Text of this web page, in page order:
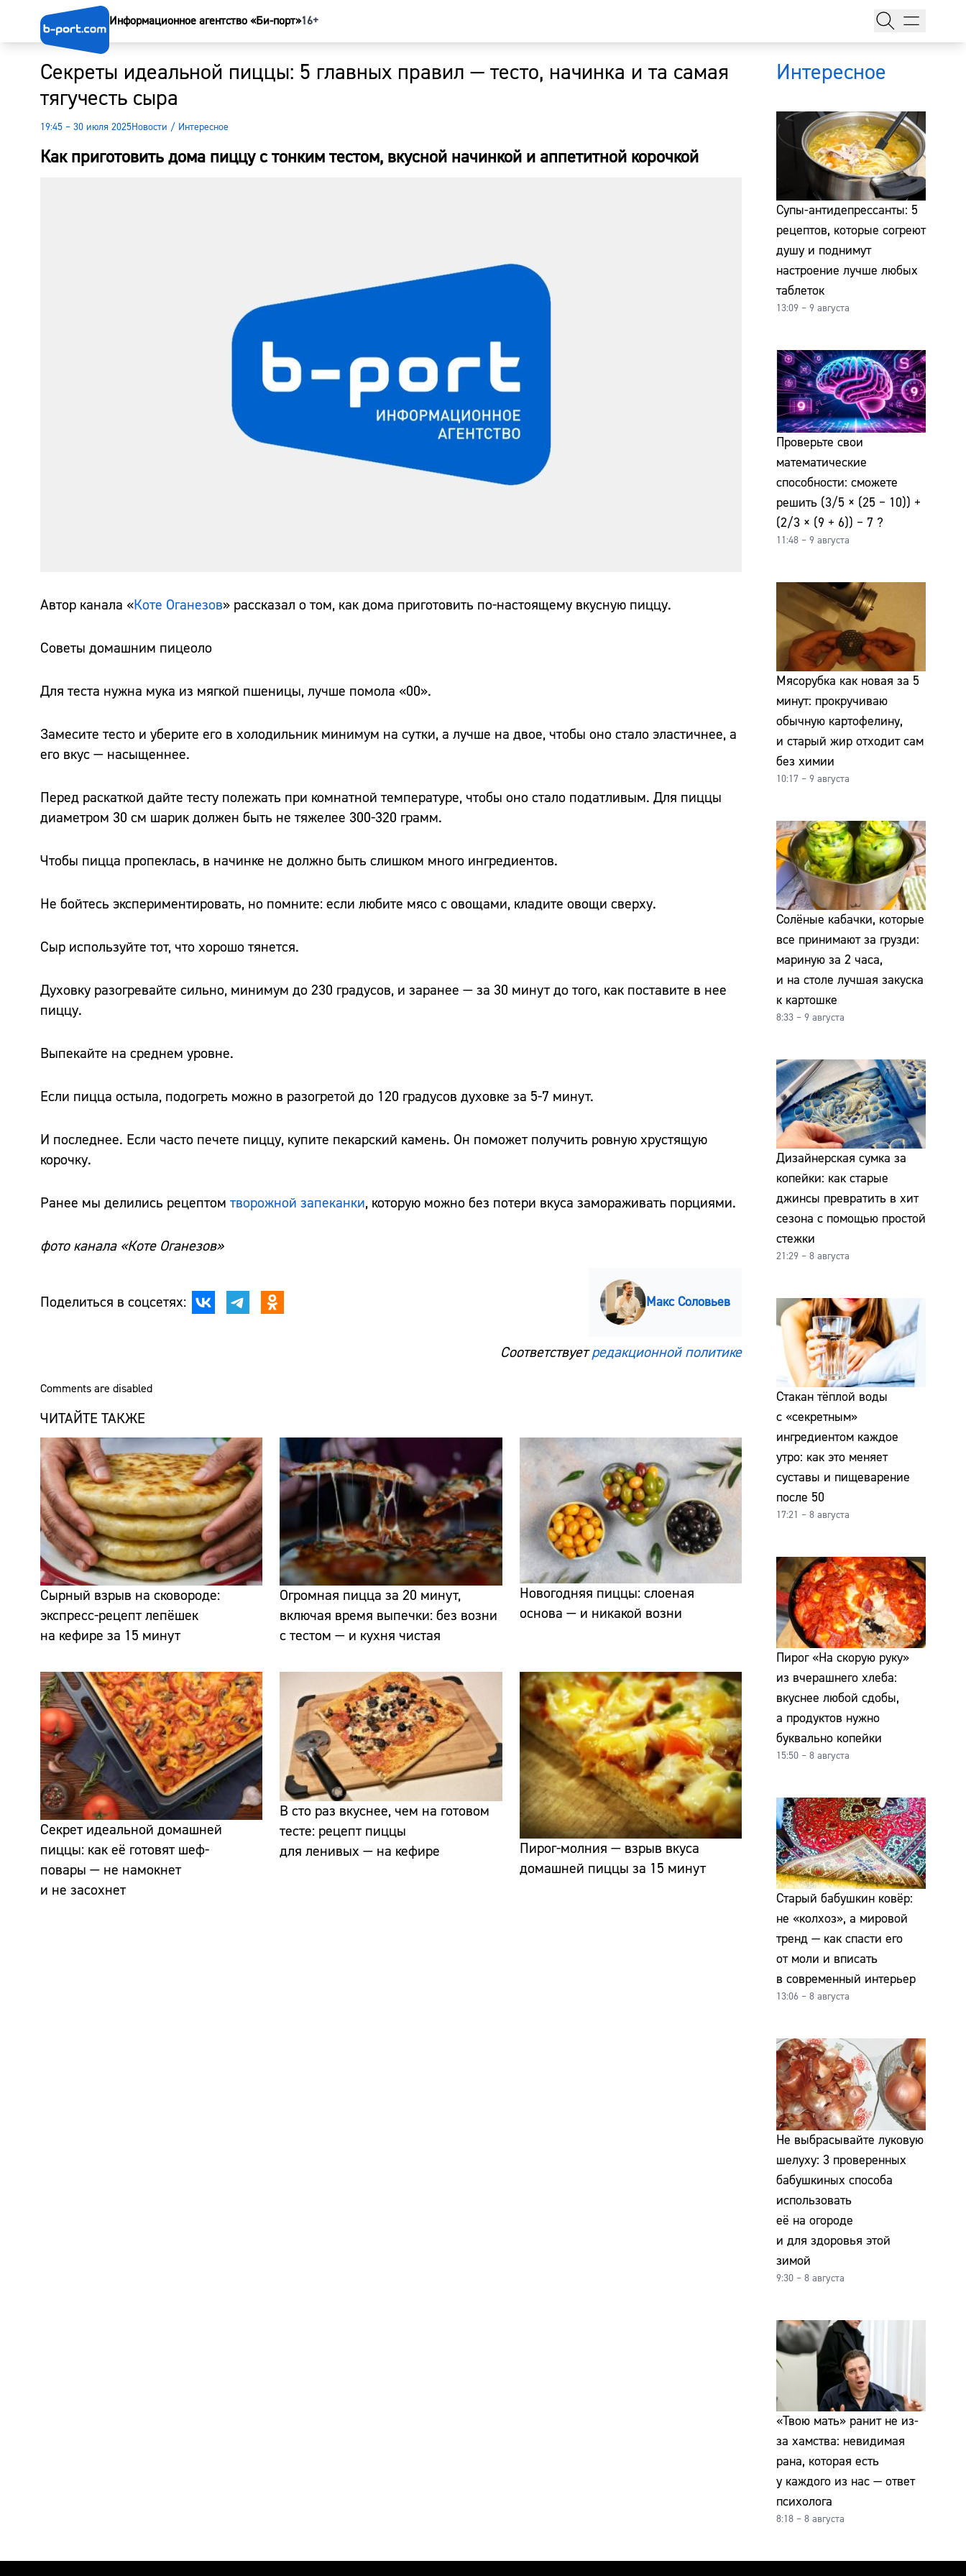
Информационное агентство «Би-порт»16+
Секреты идеальной пиццы: 5 главных правил — тесто, начинка и та самая
тягучесть сыра
19:45 – 30 июля 2025Новости / Интересное
Как приготовить дома пиццу с тонким тестом, вкусной начинкой и аппетитной корочкой
Автор канала «Коте Оганезов» рассказал о том, как дома приготовить по-настоящему вкусную пиццу.
Советы домашним пицеоло
Для теста нужна мука из мягкой пшеницы, лучше помола «00».
Замесите тесто и уберите его в холодильник минимум на сутки, а лучше на двое, чтобы оно стало эластичнее, а
его вкус — насыщеннее.
Перед раскаткой дайте тесту полежать при комнатной температуре, чтобы оно стало податливым. Для пиццы
диаметром 30 см шарик должен быть не тяжелее 300-320 грамм.
Чтобы пицца пропеклась, в начинке не должно быть слишком много ингредиентов.
Не бойтесь экспериментировать, но помните: если любите мясо с овощами, кладите овощи сверху.
Сыр используйте тот, что хорошо тянется.
Духовку разогревайте сильно, минимум до 230 градусов, и заранее — за 30 минут до того, как поставите в нее
пиццу.
Выпекайте на среднем уровне.
Если пицца остыла, подогреть можно в разогретой до 120 градусов духовке за 5-7 минут.
И последнее. Если часто печете пиццу, купите пекарский камень. Он поможет получить ровную хрустящую
корочку.
Ранее мы делились рецептом творожной запеканки, которую можно без потери вкуса замораживать порциями.
фото канала «Коте Оганезов»
Поделиться в соцсетях: Макс Соловьев
Соответствуетредакционной политике
Comments are disabled
ЧИТАЙТЕ ТАКЖЕ
Сырный взрыв на сковороде:
экспресс-рецепт лепёшек
на кефире за 15 минут
Огромная пицца за 20 минут,
включая время выпечки: без возни
с тестом — и кухня чистая
Новогодняя пиццы: слоеная
основа — и никакой возни
Секрет идеальной домашней
пиццы: как её готовят шеф-
повары — не намокнет
и не засохнет
В сто раз вкуснее, чем на готовом
тесте: рецепт пиццы
для ленивых — на кефире
Пирог-молния — взрыв вкуса
домашней пиццы за 15 минут
Интересное
Супы-антидепрессанты: 5
рецептов, которые согреют
душу и поднимут
настроение лучше любых
таблеток
13:09 – 9 августа
Проверьте свои
математические
способности: сможете
решить (3/5 × (25 − 10)) +
(2/3 × (9 + 6)) − 7 ?
11:48 – 9 августа
Мясорубка как новая за 5
минут: прокручиваю
обычную картофелину,
и старый жир отходит сам
без химии
10:17 – 9 августа
Солёные кабачки, которые
все принимают за грузди:
мариную за 2 часа,
и на столе лучшая закуска
к картошке
8:33 – 9 августа
Дизайнерская сумка за
копейки: как старые
джинсы превратить в хит
сезона с помощью простой
стежки
21:29 – 8 августа
Стакан тёплой воды
с «секретным»
ингредиентом каждое
утро: как это меняет
суставы и пищеварение
после 50
17:21 – 8 августа
Пирог «На скорую руку»
из вчерашнего хлеба:
вкуснее любой сдобы,
а продуктов нужно
буквально копейки
15:50 – 8 августа
Старый бабушкин ковёр:
не «колхоз», а мировой
тренд — как спасти его
от моли и вписать
в современный интерьер
13:06 – 8 августа
Не выбрасывайте луковую
шелуху: 3 проверенных
бабушкиных способа
использовать
её на огороде
и для здоровья этой
зимой
9:30 – 8 августа
«Твою мать» ранит не из-
за хамства: невидимая
рана, которая есть
у каждого из нас — ответ
психолога
8:18 – 8 августа
Наши гости
Курсы валют
Сайт:
Адрес:
Телефон: